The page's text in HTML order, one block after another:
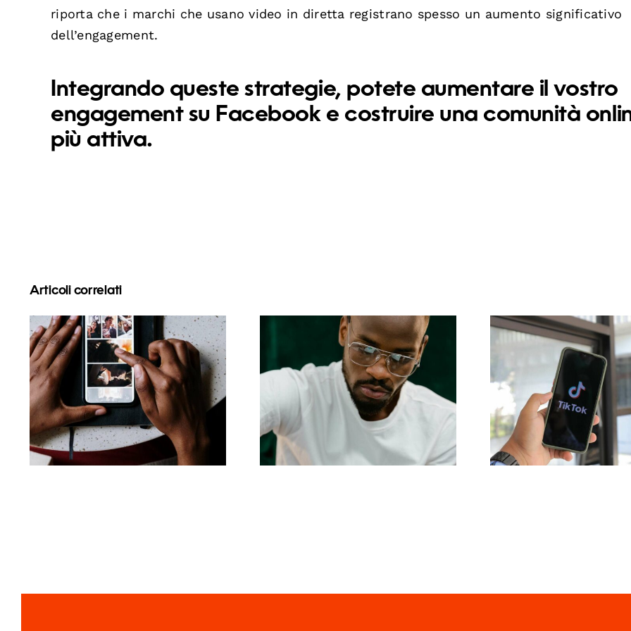
riporta che i marchi che usano video in diretta registrano spesso un aumento significativo
dell’engagement.
Integrando queste strategie, potete aumentare il vostro
engagement su Facebook e costruire una comunità
più attiva.
Articoli correlati
Le migliori app per
animare foto e
rendere coinvolgenti i
post su Facebook
I 17 migliori consigli
avanzati per
comprendere
l’algoritmo di TikTok
portata:
efficaci per
pubblicazione
piattaforme nel